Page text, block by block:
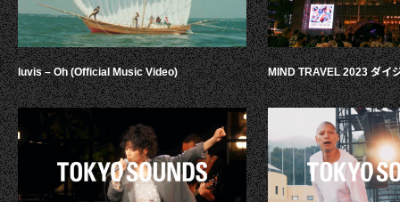
luvis – Oh (Official Music Video) MIND TRAVEL 2023 ダイ